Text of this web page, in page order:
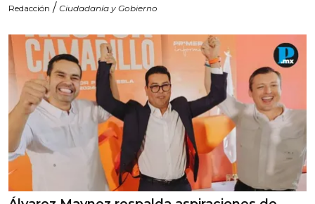
Redacción / Ciudadanía y Gobierno